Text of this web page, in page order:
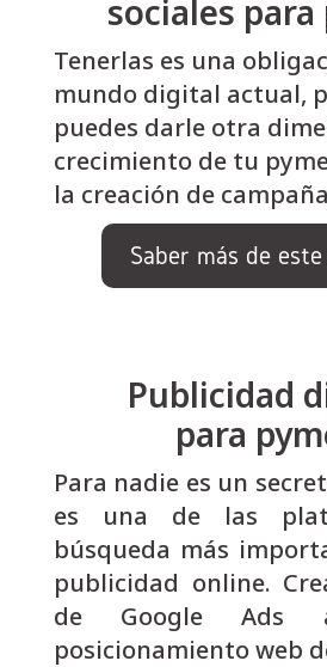
sociales para
Tenerlas es una
mundo digital actual,
puedes darle otra
crecimiento de tu
la creación de
Saber más de
Publicidad
para
Para nadie es un
es una de las
búsqueda más
publicidad online.
de Google Ads
posicionamiento web